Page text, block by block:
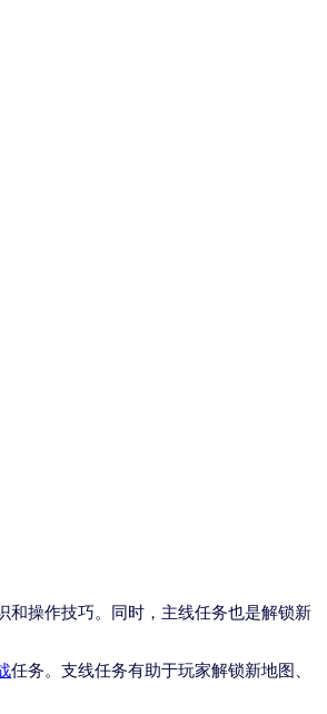
和操作技巧。同时，主线任务也是解锁新
任务。支线任务有助于玩家解锁新地图、